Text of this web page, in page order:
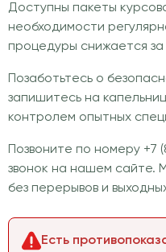
Доступны пакеты
необходимости
процедуры снижается
Позаботьтесь о
запишитесь на
контролем опытных
Позвоните по номеру
звонок на нашем сайте.
без перерывов и
Есть